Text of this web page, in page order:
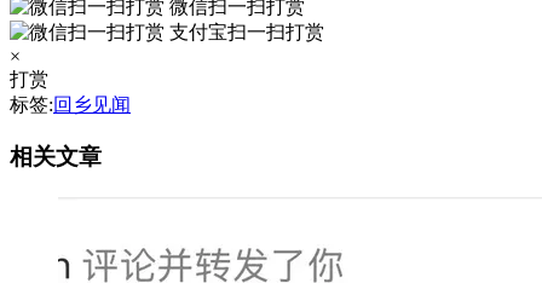
微信扫一扫打赏
支付宝扫一扫打赏
×
打赏
标签:回乡见闻
相关文章